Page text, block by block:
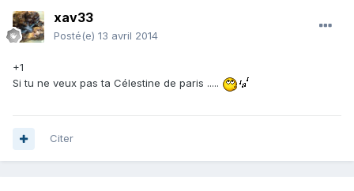
xav33
Posté(e) 13 avril 2014
+1
Si tu ne veux pas ta Célestine de paris .....
Citer